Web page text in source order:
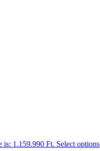
is: 1.159.990 Ft. Select options